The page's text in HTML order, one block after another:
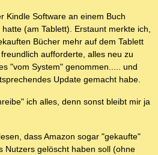
Kindle Software an einem Buch
(am Tablett). Erstaunt merkte ich,
Bücher mehr auf dem Tablett
aufforderte, alles neu zu
"vom System" genommen..... und
Update gemacht habe.
ich alles, denn sonst bleibt mir ja
dass Amazon sogar "gekaufte"
Nutzers gelöscht haben soll (ohne